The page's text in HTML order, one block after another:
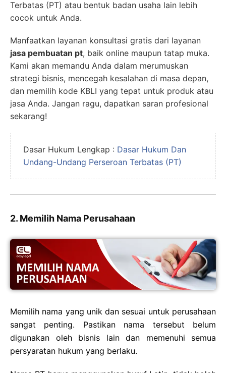
Terbatas (PT) atau bentuk badan usaha lain lebih
cocok untuk Anda.
Manfaatkan layanan konsultasi gratis dari layanan
jasa pembuatan pt, baik online maupun tatap muka.
Kami akan memandu Anda dalam merumuskan
strategi bisnis, mencegah kesalahan di masa depan,
dan memilih kode KBLI yang tepat untuk produk atau
jasa Anda. Jangan ragu, dapatkan saran profesional
sekarang!
Dasar Hukum Lengkap : Dasar Hukum Dan
Undang-Undang Perseroan Terbatas (PT)
2. Memilih Nama Perusahaan
Memilih nama yang unik dan sesuai untuk perusahaan
sangat penting. Pastikan nama tersebut belum
digunakan oleh bisnis lain dan memenuhi semua
persyaratan hukum yang berlaku.